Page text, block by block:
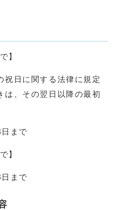
】
祝日に関する法律に規定
は、その翌日以降の最初
まで
】
まで